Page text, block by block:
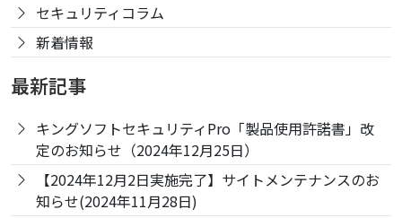
セキュリティコラム
新着情報
最新記事
キングソフトセキュリティPro「製品使用許諾書」改
定のお知らせ（2024年12月25日）
【2024年12月2日実施完了】サイトメンテナンスのお
知らせ(2024年11月28日)